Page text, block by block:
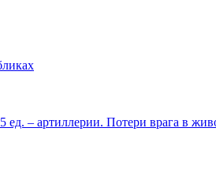
– артиллерии. Потери врага в